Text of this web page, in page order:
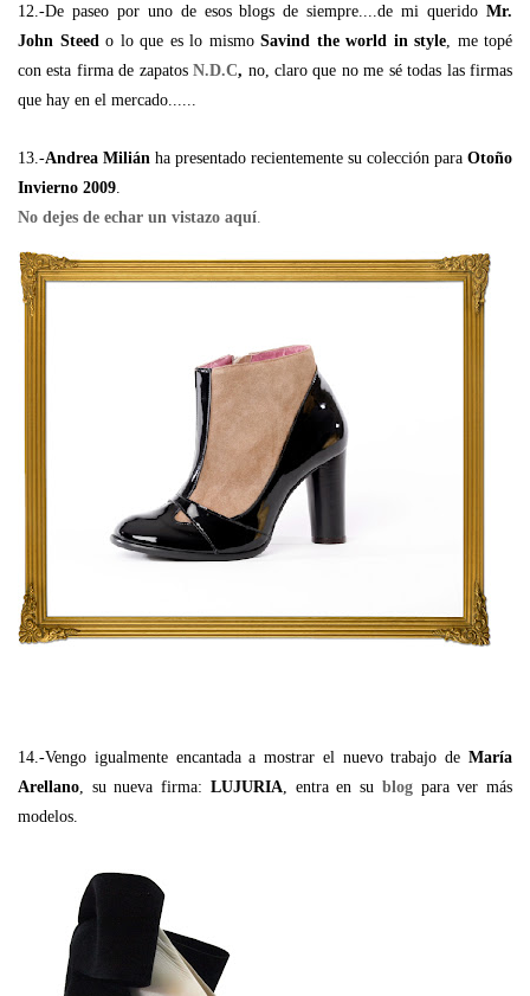
12.-De paseo por uno de esos blogs de siempre....de mi querido Mr.
John Steed o lo que es lo mismo Savind the world in style , me topé
con esta firma de zapatosN.D.C, no, claro que no me sé todas las firmas
que hay en el mercado......
13.-Andrea Milián ha presentado recientemente su colección para Otoño
Invierno 2009
No dejes de echar un vistazo aquí
14.-Vengo igualmente encantada a mostrar el nuevo trabajo de María
Arellano , su nueva firma: LUJURIA , entra en su blogpara ver más
modelos.